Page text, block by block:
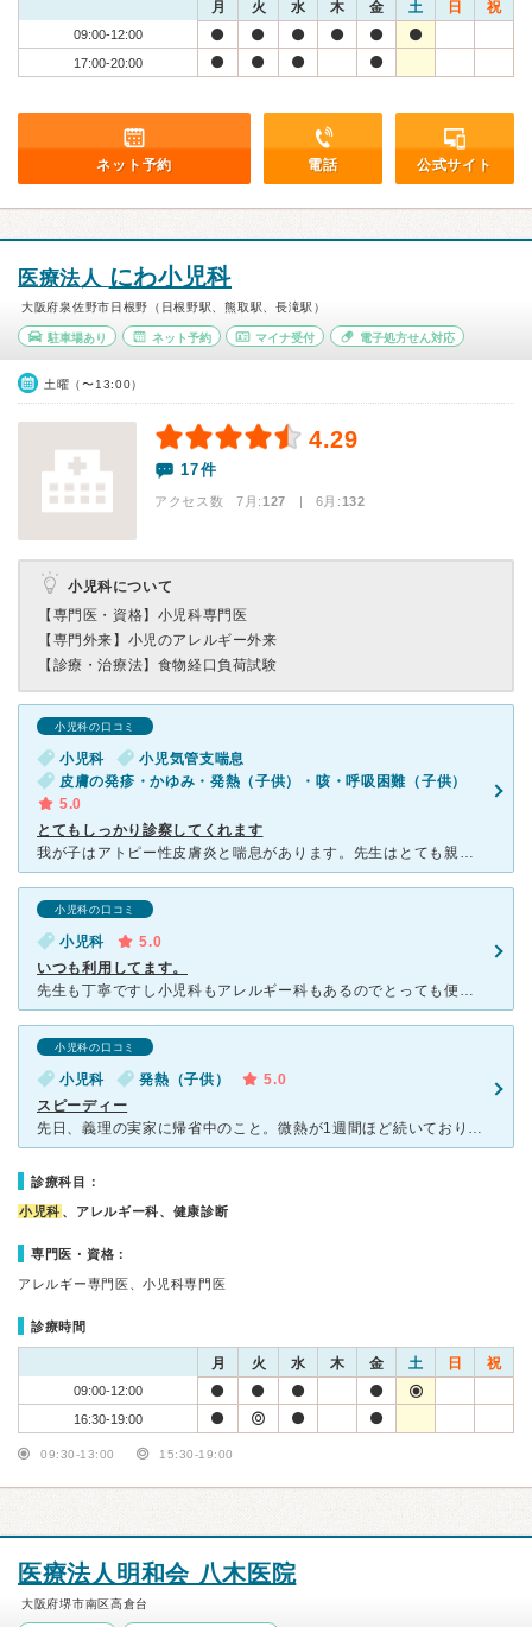
月 火 水 木 金 土 日 祝
09:00-12:00
17:00-20:00
ネット予約 電話 公式サイト
医療法人 にわ小児科
大阪府泉佐野市日根野（日根野駅、熊取駅、長滝駅）
駐車場あり ネット予約 マイナ受付 電子処方せん対応
土曜（〜13:00）
4.29
17件
アクセス数 7月:127 | 6月:132
小児科について
【専門医・資格】 小児科専門医
【専門外来】 小児のアレルギー外来
【診療・治療法】 食物経口負荷試験
小児科の口コミ
小児科
小児気管支喘息
皮膚の発疹・かゆみ・発熱（子供）・咳・呼吸困難（子供）
5.0
とてもしっかり診察してくれます
我が子はアトピー性皮膚炎と喘息があります。先生はとても親切に診察してくれます。必要ない薬は出さないので、少しの風邪くらいならお薬なしということもあります。そして毎回分かりやすい現状と次回の診察の有無な
小児科の口コミ
小児科
5.0
いつも利用してます。
先生も丁寧ですし小児科もアレルギー科もあるのでとっても便利です。また子供が遊べるようなキッズスペースもあるので助かってます。 不満を２つあげるとしたらいつも人がいっぱいなので行くときは予約してないと
小児科の口コミ
小児科 発熱（子供）
5.0
スピーディー
先日、義理の実家に帰省中のこと。微熱が1週間ほど続いており発熱したので伺いました。事前に予約が出来るので、待ち時間は5分程でした。受付の方も笑顔で迎えてくださりました。先生は近況を聞きながらてきぱきと
診療科目：
小児科 、アレルギー科、健康診断
専門医・資格：
アレルギー専門医、小児科専門医
診療時間
月 火 水 木 金 土 日 祝
09:00-12:00
16:30-19:00
09:30-13:00 15:30-19:00
医療法人明和会 八木医院
大阪府堺市南区高倉台